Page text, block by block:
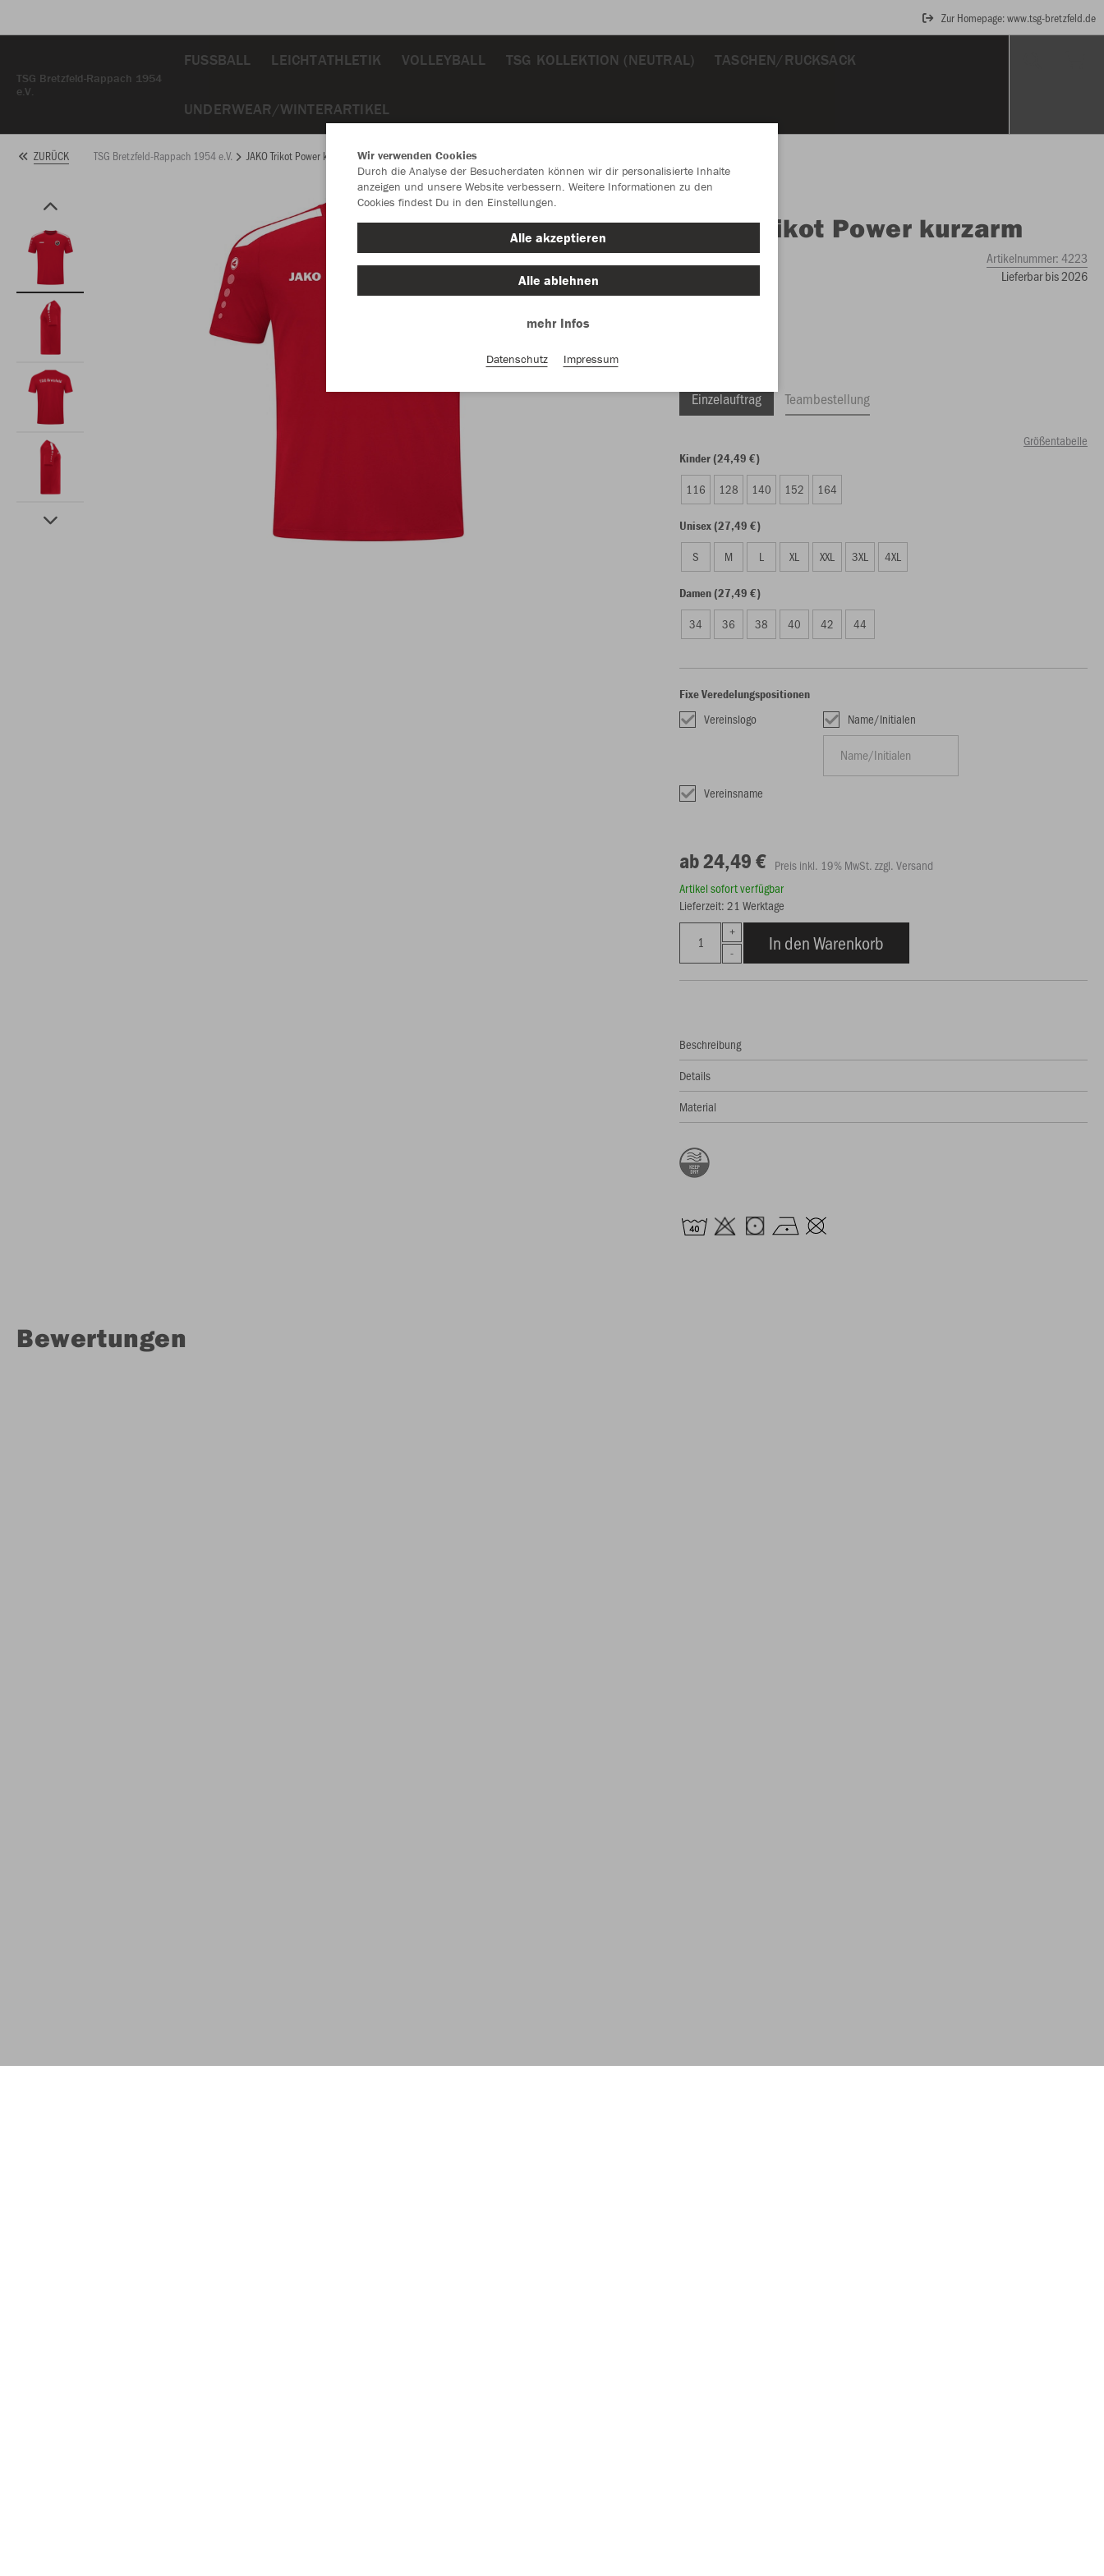
Zur Homepage: www.tsg-bretzfeld.de
TSG Bretzfeld-Rappach 1954
e.V.
FUSSBALL LEICHTATHLETIK VOLLEYBALL TSG KOLLEKTION (NEUTRAL) TASCHEN/RUCKSACK
UNDERWEAR/WINTERARTIKEL
ZURÜCK TSG Bretzfeld-Rappach 1954 e.V. JAKO Trikot Power kurzarm
JAKO Trikot Power kurzarm
rot Artikelnummer:4223
Lieferbar bis 2026
Einzelauftrag Teambestellung
Größentabelle
Kinder (24,49 €)
116 128 140 152 164
Unisex (27,49 €)
S M L XL XXL 3XL 4XL
Damen (27,49 €)
34 36 38 40 42 44
Fixe Veredelungspositionen
Vereinslogo Name/Initialen
Vereinsname
ab 24,49 € Preis inkl. 19% MwSt. zzgl. Versand
Artikel sofort verfügbar
Lieferzeit: 21 Werktage
In den Warenkorb
Beschreibung
Details
Material
Bewertungen
Wir verwenden Cookies
Durch die Analyse der Besucherdaten können wir dir personalisierte Inhalte
anzeigen und unsere Website verbessern. Weitere Informationen zu den
Cookies findest Du in den Einstellungen.
Alle akzeptieren
Alle ablehnen
mehr Infos
Datenschutz Impressum